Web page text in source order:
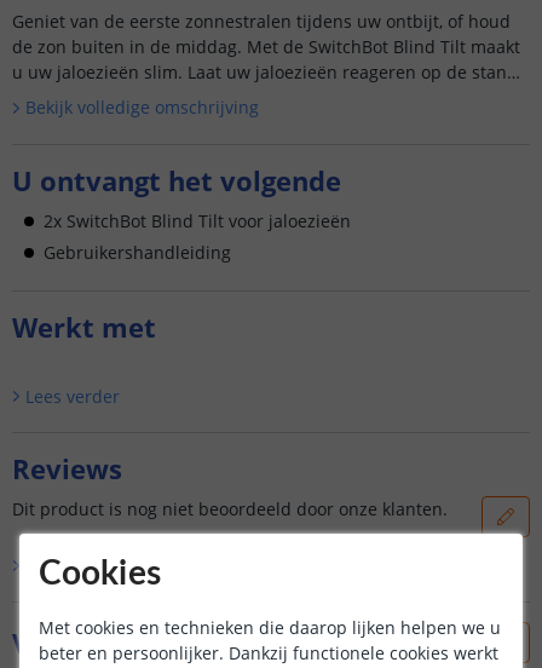
Geniet van de eerste zonnestralen tijdens uw ontbijt, of houd
de zon buiten in de middag. Met de SwitchBot Blind Tilt maakt
u uw jaloezieën slim. Laat uw jaloezieën reageren op de stand
van de zon. Of stel eenvoudig zelf uw gewenste sche...
Bekijk volledige omschrijving
U ontvangt het volgende
2x SwitchBot Blind Tilt voor jaloezieën
Gebruikershandleiding
Werkt met
Lees verder
Reviews
Dit product is nog niet beoordeeld door onze klanten.
Bekijk alle 0 reviews
Vraag & antwoord
Cookies
Met cookies en technieken die daarop lijken helpen we u
beter en persoonlijker. Dankzij functionele cookies werkt